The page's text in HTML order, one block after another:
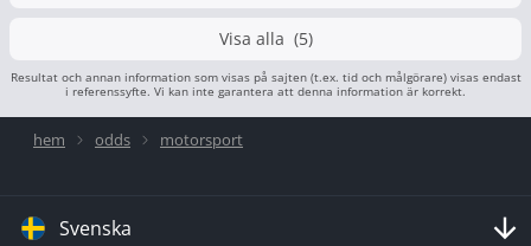
Visa alla (5)
Resultat och annan information som visas på sajten (t.ex. tid och målgörare) visas endast
i referenssyfte. Vi kan inte garantera att denna information är korrekt.
hem odds motorsport
Svenska